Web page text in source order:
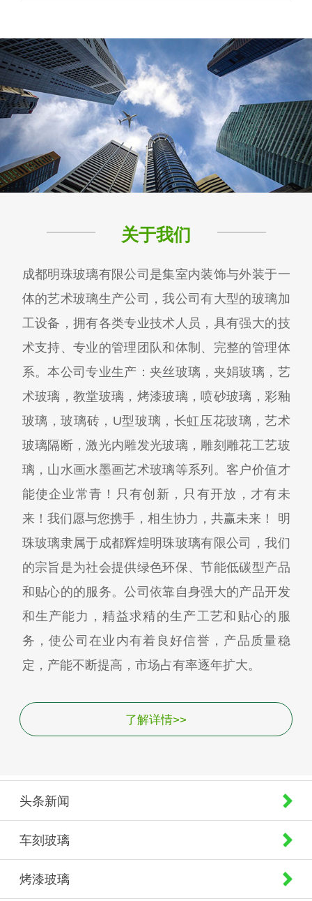
关于我们
成都明珠玻璃有限公司是集室内装饰与外装于一
体的艺术玻璃生产公司，我公司有大型的玻璃加
工设备，拥有各类专业技术人员，具有强大的技
术支持、专业的管理团队和体制、完整的管理体
系。本公司专业生产：夹丝玻璃，夹娟玻璃，艺
术玻璃，教堂玻璃，烤漆玻璃，喷砂玻璃，彩釉
玻璃，玻璃砖，U型玻璃，长虹压花玻璃，艺术
玻璃隔断，激光内雕发光玻璃，雕刻雕花工艺玻
璃，山水画水墨画艺术玻璃等系列。客户价值才
能使企业常青！只有创新，只有开放，才有未
来！我们愿与您携手，相生协力，共赢未来！ 明
珠玻璃隶属于成都辉煌明珠玻璃有限公司，我们
的宗旨是为社会提供绿色环保、节能低碳型产品
和贴心的的服务。公司依靠自身强大的产品开发
和生产能力，精益求精的生产工艺和贴心的服
务，使公司在业内有着良好信誉，产品质量稳
定，产能不断提高，市场占有率逐年扩大。
了解详情>>
头条新闻
车刻玻璃
烤漆玻璃